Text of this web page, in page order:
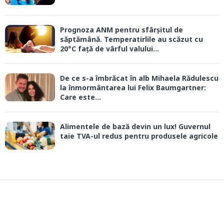
Prognoza ANM pentru sfârșitul de
săptămână. Temperatirlile au scăzut cu
20°C față de vârful valului...
De ce s-a îmbrăcat în alb Mihaela Rădulescu
la înmormântarea lui Felix Baumgartner:
Care este...
Alimentele de bază devin un lux! Guvernul
taie TVA-ul redus pentru produsele agricole